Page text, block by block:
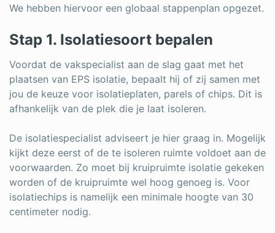
We hebben hiervoor een globaal stappenplan opgezet.
Stap 1. Isolatiesoort bepalen
Voordat de vakspecialist aan de slag gaat met het
plaatsen van EPS isolatie, bepaalt hij of zij samen met
jou de keuze voor isolatieplaten, parels of chips. Dit is
afhankelijk van de plek die je laat isoleren.
De isolatiespecialist adviseert je hier graag in. Mogelijk
kijkt deze eerst of de te isoleren ruimte voldoet aan de
voorwaarden. Zo moet bij kruipruimte isolatie gekeken
worden of de kruipruimte wel hoog genoeg is. Voor
isolatiechips is namelijk een minimale hoogte van 30
centimeter nodig.